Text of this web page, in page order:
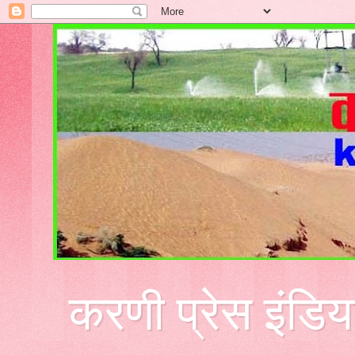
करणी प्रेस